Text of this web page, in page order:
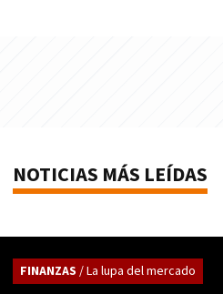
NOTICIAS MÁS LEÍDAS
FINANZAS / La lupa del mercado